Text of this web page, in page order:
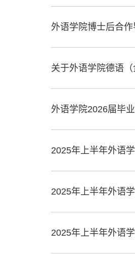
外语学院博士后合
关于外语学院德语
外语学院2026届毕
2025年上半年外语
2025年上半年外语
2025年上半年外语